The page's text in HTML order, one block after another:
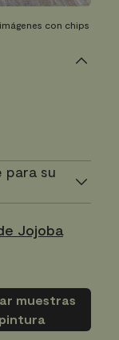
con chips
para su
Jojoba
muestras